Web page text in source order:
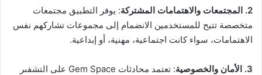
2. المجتمعات والاهتمامات المشتركة
: يوفر التطبيق مجتمعات
متخصصة تتيح للمستخدمين الانضمام إلى مجموعات تشاركهم نفس
الاهتمامات، سواء كانت اجتماعية، مهنية، أو إبداعية.
3. الأمان والخصوصية
: تعتمد محادثات Gem Space على التشفىر